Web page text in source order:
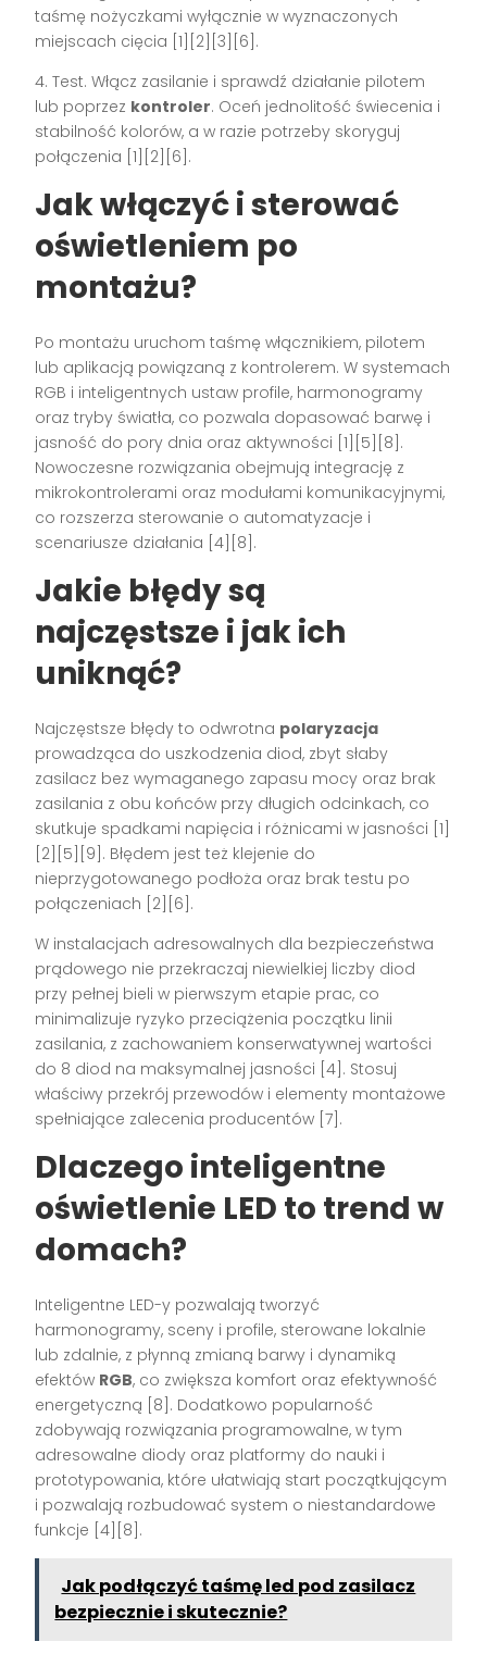
taśmę nożyczkami wyłącznie w wyznaczonych
miejscach cięcia [1][2][3][6].
4. Test. Włącz zasilanie i sprawdź działanie pilotem
lub poprzez kontroler. Oceń jednolitość świecenia i
stabilność kolorów, a w razie potrzeby skoryguj
połączenia [1][2][6].
Jak włączyć i sterować
oświetleniem po
montażu?
Po montażu uruchom taśmę włącznikiem, pilotem
lub aplikacją powiązaną z kontrolerem. W systemach
RGB i inteligentnych ustaw profile, harmonogramy
oraz tryby światła, co pozwala dopasować barwę i
jasność do pory dnia oraz aktywności [1][5][8].
Nowoczesne rozwiązania obejmują integrację z
mikrokontrolerami oraz modułami komunikacyjnymi,
co rozszerza sterowanie o automatyzacje i
scenariusze działania [4][8].
Jakie błędy są
najczęstsze i jak ich
uniknąć?
Najczęstsze błędy to odwrotna polaryzacja
prowadząca do uszkodzenia diod, zbyt słaby
zasilacz bez wymaganego zapasu mocy oraz brak
zasilania z obu końców przy długich odcinkach, co
skutkuje spadkami napięcia i różnicami w jasności [1]
[2][5][9]. Błędem jest też klejenie do
nieprzygotowanego podłoża oraz brak testu po
połączeniach [2][6].
W instalacjach adresowalnych dla bezpieczeństwa
prądowego nie przekraczaj niewielkiej liczby diod
przy pełnej bieli w pierwszym etapie prac, co
minimalizuje ryzyko przeciążenia początku linii
zasilania, z zachowaniem konserwatywnej wartości
do 8 diod na maksymalnej jasności [4]. Stosuj
właściwy przekrój przewodów i elementy montażowe
spełniające zalecenia producentów [7].
Dlaczego inteligentne
oświetlenie LED to trend w
domach?
Inteligentne LED-y pozwalają tworzyć
harmonogramy, sceny i profile, sterowane lokalnie
lub zdalnie, z płynną zmianą barwy i dynamiką
efektów RGB, co zwiększa komfort oraz efektywność
energetyczną [8]. Dodatkowo popularność
zdobywają rozwiązania programowalne, w tym
adresowalne diody oraz platformy do nauki i
prototypowania, które ułatwiają start początkującym
i pozwalają rozbudować system o niestandardowe
funkcje [4][8].
Jak podłączyć taśmę led pod zasilacz
bezpiecznie i skutecznie?